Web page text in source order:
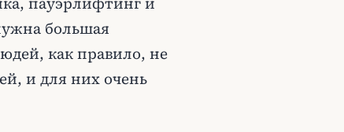
большая
как правило, не
и для них очень